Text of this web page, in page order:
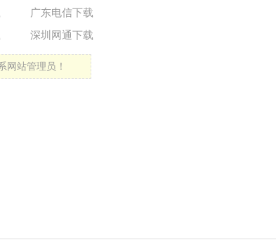
广东电信下载
深圳网通下载
网站管理员！